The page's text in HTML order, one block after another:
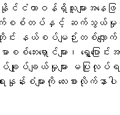
ငံတာဝန်ရှိသူများအနေဖ
က်စစ်တပ်နှင့် ဆက်သွယ်
တိုင်း နယ်စပ်မျဉ်းတစ်လျှေ
စစ်ဘေးရှောင်များ၊ ရွှေ့ပြောင်း
ပ်ချုပ်ချယ်မှုများ မပြု
န်းစံများကို လေးစားလိုက်န